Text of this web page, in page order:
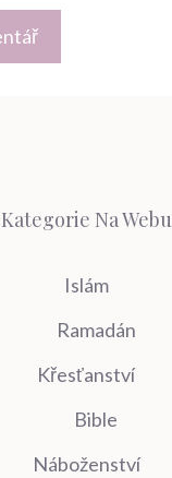
Kategorie Na Webu
Islám
Ramadán
Křesťanství
Bible
Náboženství